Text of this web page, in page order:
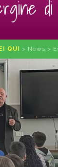
QUI > News >